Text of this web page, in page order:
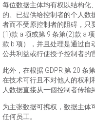
每位数据主体均有权以结构化
的、已提供给控制者的个人数
者而不受原控制者的阻碍，只
(1)款 a 项或第 9 条第(2)款 a
款 b 项），并且处理是通过自
公共利益或行使授予控制者的
此外，在根据 GDPR 第 20 条
在技术可行且不对他人的权利
人数据直接从一個控制者传输
为主张数据可携权，数据主体
任何员工。